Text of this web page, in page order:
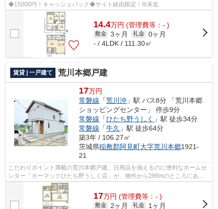
◆15000円！キャッシュバック◆サイト経由限定！8/末迄
14.4万円 (管理費等：- )
敷金 3ヶ月 礼金 0ヶ月
- / 4LDK / 111.30㎡
賃貸 | 一戸建て 荒川本郷戸建
17万円
常磐線 「荒川沖 」駅 バス8分 「荒川本郷
ショッピングセンター」 停歩9分
常磐線 「ひたち野うしく
」駅 徒歩34分
常磐線 「牛久 」駅 徒歩64分
築3年 / 106.27㎡
茨城県稲敷郡阿見町大字荒川本郷1921-
21
こだわりポイント満載の荒川本郷戸建。日用品を揃えるのに便利なホームセ
ンター「ホーマックひたち野うしく店」が、物件から286mのところにあり
ます。戸建て物件は、室内のレイアウト...
17万円 (管理費等：- )
敷金 2ヶ月 礼金
1ヶ月